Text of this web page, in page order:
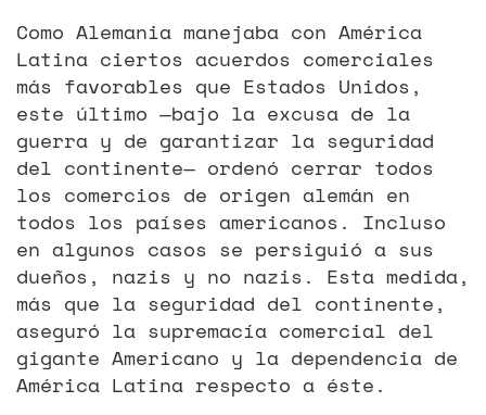
Como Alemania manejaba con América
Latina ciertos acuerdos comerciales
más favorables que Estados Unidos,
este último —bajo la excusa de la
guerra y de garantizar la seguridad
del continente— ordenó cerrar todos
los comercios de origen alemán en
todos los países americanos. Incluso
en algunos casos se persiguió a sus
dueños, nazis y no nazis. Esta medida,
más que la seguridad del continente,
aseguró la supremacía comercial del
gigante Americano y la dependencia de
América Latina respecto a éste.